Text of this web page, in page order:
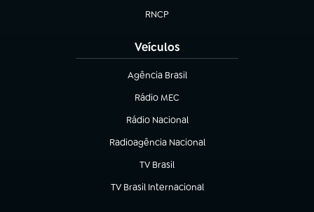
RNCP
(abre em nova aba)
Veículos
Agência Brasil
(abre em nova aba)
Rádio MEC
(abre em nova aba)
Rádio Nacional
Radioagência Nacional
(abre em nova aba)
TV Brasil
(abre em nova aba)
TV Brasil Internacional
(abre em nova aba)